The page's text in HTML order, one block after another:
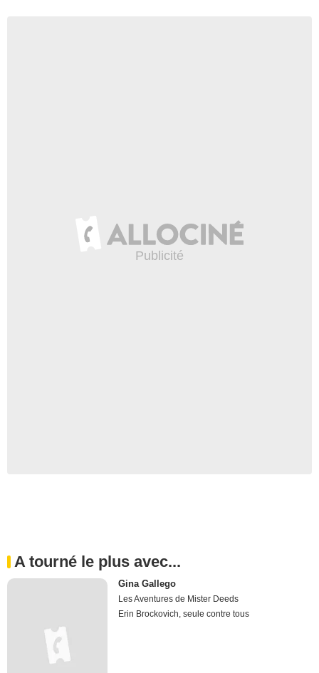
A tourné le plus avec...
Gina Gallego
Les Aventures de Mister Deeds
Erin Brockovich, seule contre tous